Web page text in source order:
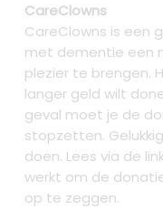
CareClowns
CareClowns is een
met dementie een
plezier te brengen.
langer geld wilt
geval moet je de
stopzetten.
doen. Lees via de
werkt om de
op te zeggen.